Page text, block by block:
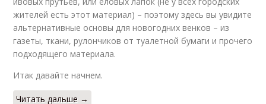
жителей есть этот материал) – поэтому здесь вы увидите
альтернативные основы для новогодних венков – из
газеты, ткани, рулончиков от туалетной бумаги и прочего
подходящего материала.
Итак давайте начнем.
Читать дальше →